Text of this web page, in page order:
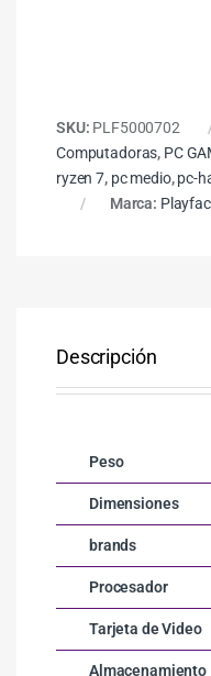
SKU: PLF5000702
Computadoras, PC
ryzen 7, pc medio,pc-
Marca:
Descripción
Peso
Dimensiones
brands
Procesador
Tarjeta de Video
Almacenamiento